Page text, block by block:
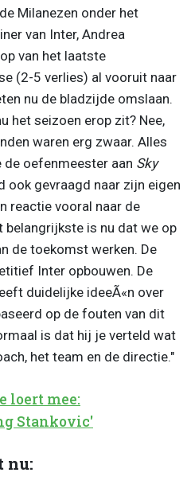
Milanezen onder het
van Inter, Andrea
van het laatste
(2-5 verlies) al vooruit naar
nu de bladzijde omslaan.
het seizoen erop zit? Nee,
waren erg zwaar. Alles
de oefenmeester aan Sky
ook gevraagd naar zijn eigen
reactie vooral naar de
belangrijkste is nu dat we op
de toekomst werken. De
Inter opbouwen. De
duidelijke ideeÃ«n over
op de fouten van dit
is dat hij je verteld wat
het team en de directie."
loert mee:
Stankovic'
nu: